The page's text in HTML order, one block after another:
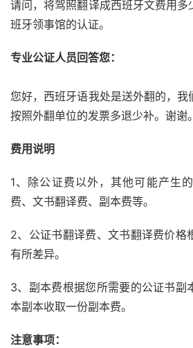
请问，将驾照翻译成西班牙文费用多
班牙领事馆的认证。
专业公证人员回答您：
您好，西班牙语我处是送外翻的，
按照外翻单位的发票多退少补。谢谢。
费用说明
1、除公证费以外，其他可能产生
费、文书翻译费、副本费等。
2、公证书翻译费、文书翻译费价格
有所差异。
3、副本费根据您所需要的公证书副
本副本收取一份副本费。
注意事项：